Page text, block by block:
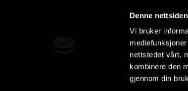
Denne
Vi bruker
nettstedet vårt,
kombinere den
gjennom din